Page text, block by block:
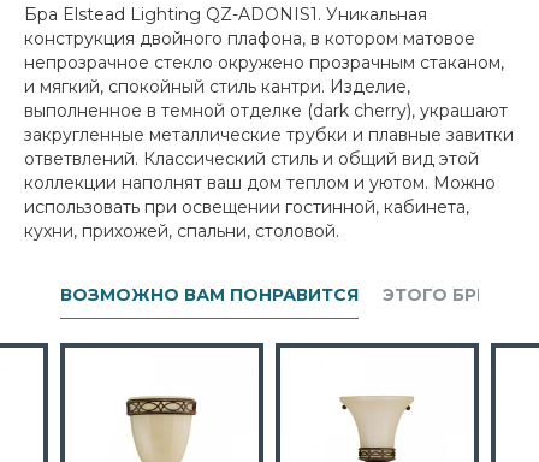
Бра Elstead Lighting QZ-ADONIS1. Уникальная
конструкция двойного плафона, в котором матовое
непрозрачное стекло окружено прозрачным стаканом,
и мягкий, спокойный стиль кантри. Изделие,
выполненное в темной отделке (dark cherry), украшают
закругленные металлические трубки и плавные завитки
ответвлений. Классический стиль и общий вид этой
коллекции наполнят ваш дом теплом и уютом. Можно
использовать при освещении гостинной, кабинета,
кухни, прихожей, спальни, столовой.
ВОЗМОЖНО ВАМ ПОНРАВИТСЯ ЭТОГО БРЕНДА